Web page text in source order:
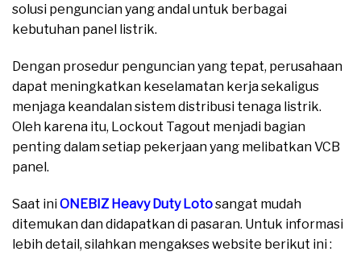
solusi penguncian yang andal untuk berbagai
kebutuhan panel listrik.
Dengan prosedur penguncian yang tepat, perusahaan
dapat meningkatkan keselamatan kerja sekaligus
menjaga keandalan sistem distribusi tenaga listrik.
Oleh karena itu, Lockout Tagout menjadi bagian
penting dalam setiap pekerjaan yang melibatkan VCB
panel.
Saat iniONEBIZ Heavy Duty Lotosangat mudah
ditemukan dan didapatkan di pasaran. Untuk informasi
lebih detail, silahkan mengakses website berikut ini :